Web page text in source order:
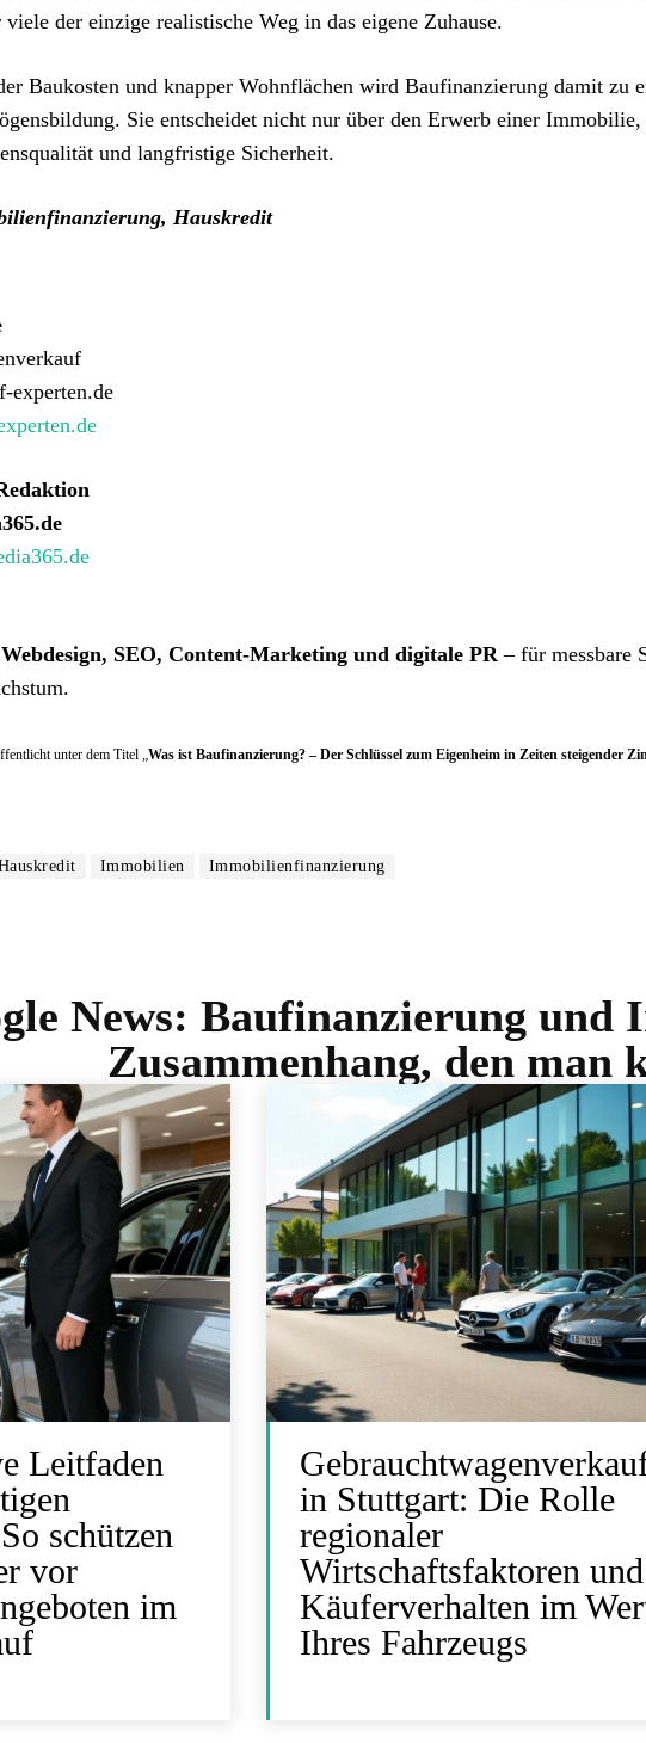
der einzige realistische Weg in das eigene Zuhause.
Baukosten und knapper Wohnflächen wird Baufinanzierung damit zu
Sie entscheidet nicht nur über den Erwerb einer Immobilie,
und langfristige Sicherheit.
Hauskredit
experten.de
Webdesign, SEO, Content-Marketing und digitale PR– für messbare
unter dem Titel „Was ist Baufinanzierung? – Der Schlüssel zum Eigenheim in Zeiten steigender
Immobilien Immobilienfinanzierung
News: Baufinanzierung und
Zusammenhang, den man
Leitfaden
schützen
vor
im
in Stuttgart: Die Rolle
regionaler
Wirtschaftsfaktoren und
Käuferverhalten im
Ihres Fahrzeugs